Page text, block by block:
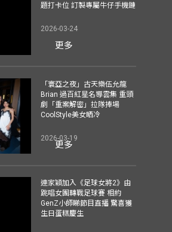
題打卡位 訂製專屬牛仔手機鏈
2026-03-24
更多
「寰亞之夜」古天樂伍允龍
Brian 過百紅星名導雲集 重頭
劇「重案解密」拉隊捧場
CoolStyle美女晒冷
2026-03-19
更多
連家穎加入《足球女將2》由
跳唱女團轉戰足球賽 相約
GenZ小師睇節目直播 驚喜獲
生日蛋糕慶生